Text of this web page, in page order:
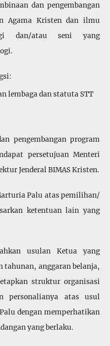
dan pengembangan
Agama Kristen dan ilmu
dan/atau seni yang
lembaga dan statuta STT
pengembangan program
persetujuan Menteri
Jenderal BIMAS Kristen.
Palu atas pemilihan/
ketentuan lain yang
usulan Ketua yang
tahunan, anggaran belanja,
struktur organisasi
personalianya atas usul
dengan memperhatikan
yang berlaku.